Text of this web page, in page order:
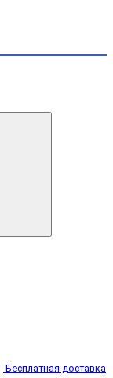
Бесплатная доставка